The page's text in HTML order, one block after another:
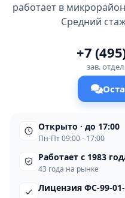
работает в
Средний
+7
зав.
Открыто · до 17:00
Пн-Пт 09:00 - 17:00
Работает с 1983
43 года на рынке
Лицензия ФС-99-